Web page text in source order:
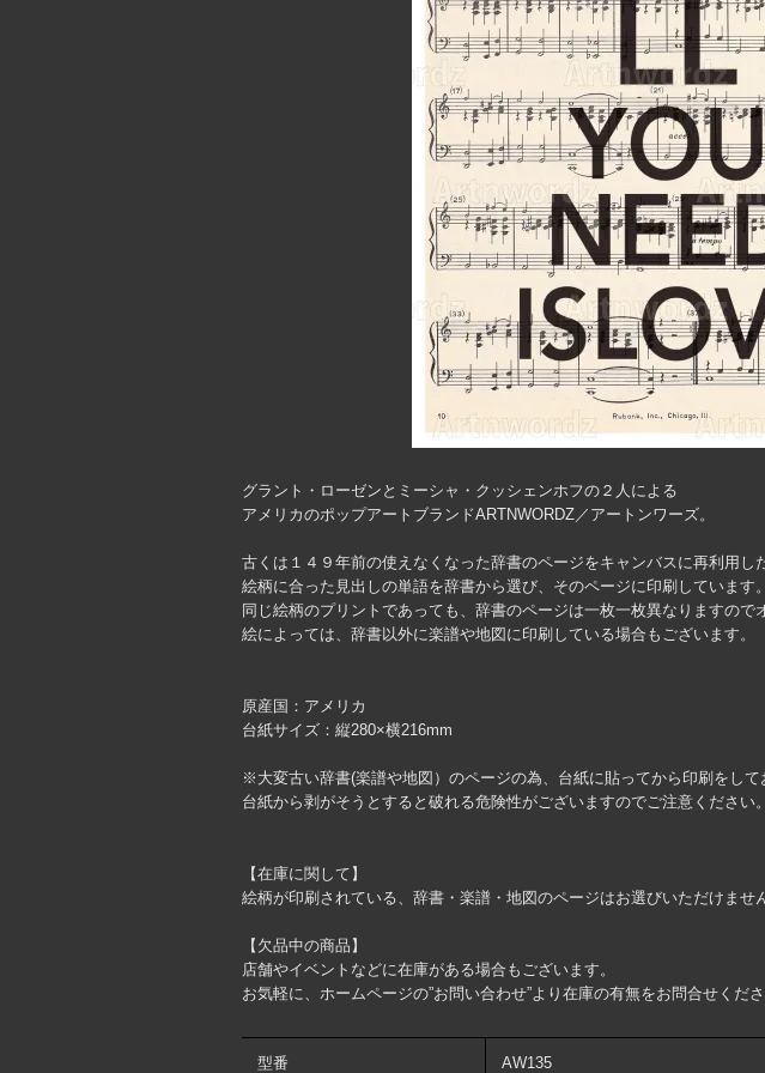
グラント・ローゼンとミーシャ・クッシェンホフの２人による
アメリカのポップアートブランドARTNWORDZ／アートンワーズ。
古くは１４９年前の使えなくなった辞書のページをキャンバスに再利用し
絵柄に合った見出しの単語を辞書から選び、そのページに印刷しています。
同じ絵柄のプリントであっても、辞書のページは一枚一枚異なりますので
絵によっては、辞書以外に楽譜や地図に印刷している場合もございます。
原産国：アメリカ
台紙サイズ：縦280×横216mm
※大変古い辞書(楽譜や地図）のページの為、台紙に貼ってから印刷をして
台紙から剥がそうとすると破れる危険性がございますのでご注意ください
【在庫に関して】
絵柄が印刷されている、辞書・楽譜・地図のページはお選びいただけませ
【欠品中の商品】
店舗やイベントなどに在庫がある場合もございます。
お気軽に、ホームページの”お問い合わせ”より在庫の有無をお問合せくだ
型番 AW135